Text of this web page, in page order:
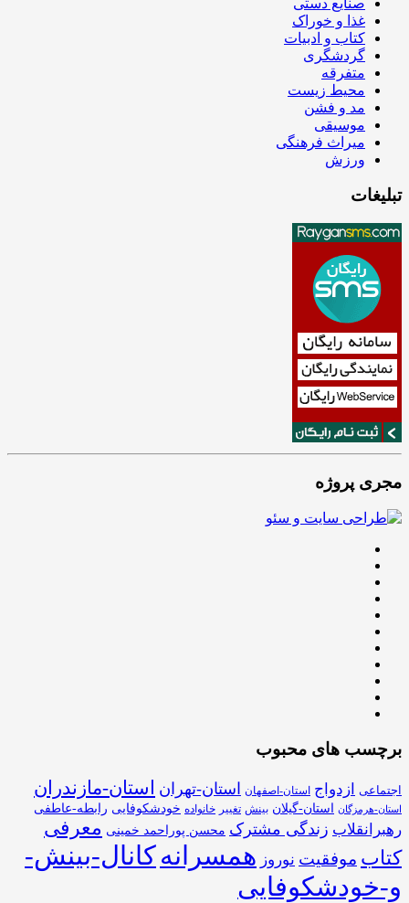
صنایع دستی
غذا و خوراک
کتاب و ادبیات
گردشگری
متفرقه
محیط زیست
مد و فشن
موسیقی
میراث فرهنگی
ورزش
تبلیغات
مجری پروژه
برچسب های محبوب
اجتماعی ازدواج استان-اصفهان استان-تهران استان-مازندران
استان-هرمزگان استان-گیلان بینش تغییر خانواده خودشکوفایی رابطه-عاطفی
رهبرانقلاب زندگی مشترک محسن پوراحمد خمینی معرفی
کتاب موفقیت نوروز همسرانهکانال-بینش-
و-خودشکوفایی